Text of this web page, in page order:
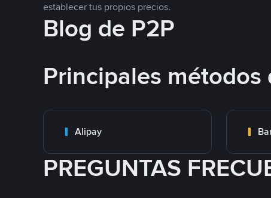
establecer tus propios precios.
Blog de P2P
Principales métodos
Alipay
PREGUNTAS